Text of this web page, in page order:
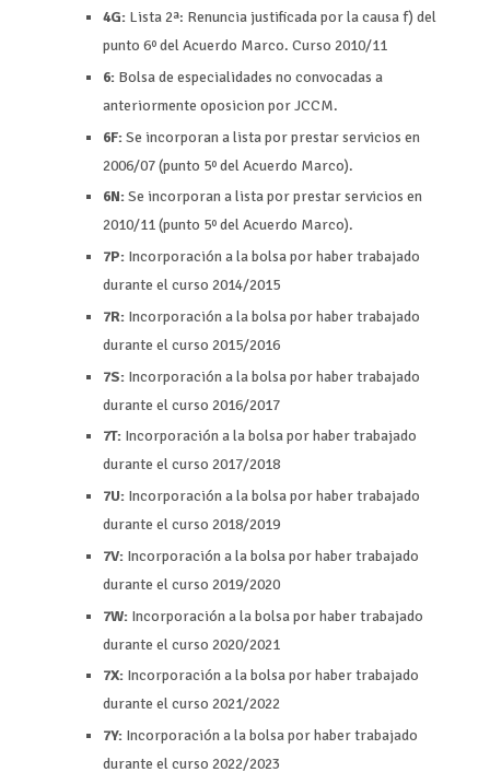
4G: Lista 2ª: Renuncia justificada por la causa f) del
punto 6º del Acuerdo Marco. Curso 2010/11
6: Bolsa de especialidades no convocadas a
anteriormente oposicion por JCCM.
6F: Se incorporan a lista por prestar servicios en
2006/07 (punto 5º del Acuerdo Marco).
6N: Se incorporan a lista por prestar servicios en
2010/11 (punto 5º del Acuerdo Marco).
7P: Incorporación a la bolsa por haber trabajado
durante el curso 2014/2015
7R: Incorporación a la bolsa por haber trabajado
durante el curso 2015/2016
7S: Incorporación a la bolsa por haber trabajado
durante el curso 2016/2017
7T: Incorporación a la bolsa por haber trabajado
durante el curso 2017/2018
7U: Incorporación a la bolsa por haber trabajado
durante el curso 2018/2019
7V: Incorporación a la bolsa por haber trabajado
durante el curso 2019/2020
7W: Incorporación a la bolsa por haber trabajado
durante el curso 2020/2021
7X: Incorporación a la bolsa por haber trabajado
durante el curso 2021/2022
7Y: Incorporación a la bolsa por haber trabajado
durante el curso 2022/2023